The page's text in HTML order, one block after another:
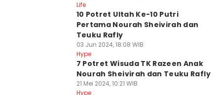
Life
10 Potret Ultah Ke-10 Putri
Pertama Nourah Sheivirah dan
Teuku Rafly
03 Jun 2024, 18:08 WIB
Hype
7 Potret Wisuda TK Razeen Anak
Nourah Sheivirah dan Teuku Rafly
21 Mei 2024, 10:21 WIB
Hype